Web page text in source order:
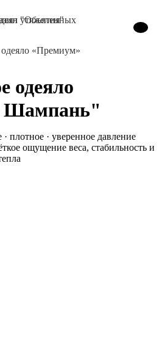
«Премиум»
одеяло
Шампань"
· плотное · уверенное давление
ощущение веса, стабильность и